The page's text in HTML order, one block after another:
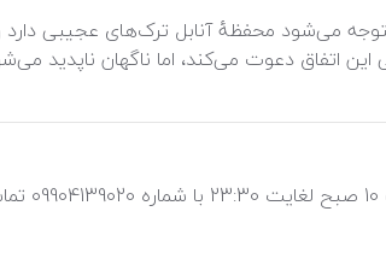
می‌شود محفظهٔ آنابل ترک‌های عجیبی
اتفاق دعوت می‌کند، اما ناگهان ناپدید
جهت رزرو اتاق